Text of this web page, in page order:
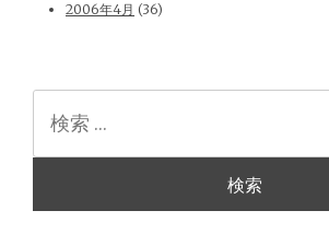
2006年4月 (36)